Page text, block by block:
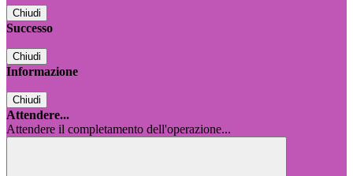
Chiudi
Successo
Chiudi
Informazione
Chiudi
Attendere...
Attendere il completamento dell'operazione...